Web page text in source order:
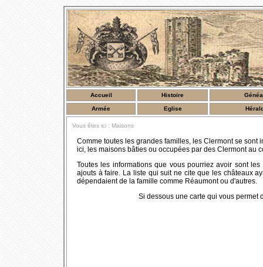
Accueil Histoire
Armée Eglise
Vous êtes ici : Maisons
Comme toutes les grandes familles, les Clermont se
ici, les maisons bâties ou occupées par des Clermont au
Toutes les informations que vous pourriez avoir sont
ajouts à faire. La liste qui suit ne cite que les châteaux
dépendaient de la famille comme Réaumont ou d'autres.
Si dessous une carte qui vous permet